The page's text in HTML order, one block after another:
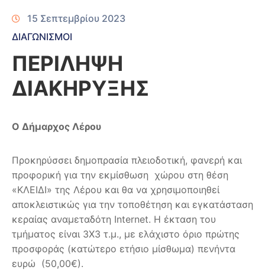
15 Σεπτεμβρίου 2023
ΔΙΑΓΩΝΙΣΜΟΙ
ΠΕΡΙΛΗΨΗ
ΔΙΑΚΗΡΥΞΗΣ
Ο Δήμαρχος Λέρου
Προκηρύσσει δημοπρασία πλειοδοτική, φανερή και
προφορική για την εκμίσθωση χώρου στη θέση
«ΚΛΕΙΔΙ» της Λέρου και θα να χρησιμοποιηθεί
αποκλειστικώς για την τοποθέτηση και εγκατάσταση
κεραίας αναμεταδότη Internet. Η έκταση του
τμήματος είναι 3Χ3 τ.μ., με ελάχιστο όριο πρώτης
προσφοράς (κατώτερο ετήσιο μίσθωμα) πενήντα
ευρώ (50,00€).